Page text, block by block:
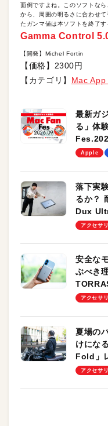
面倒ですよね。このソフトな
から、周囲の明るさに合わせ
たガンマ値は本ソフトを終了す
Gamma Control
【開発】Michel Fortin
【価格】2300円
【カテゴリ】 Mac App
最新ガ
る」体
します
Apple
落下実
るか？
Dux
のモバ
アクセサリ
安全な
ぶべき
ーも
アクセサリ
夏場の
けにな
Fold」
却プレ
アクセサリ